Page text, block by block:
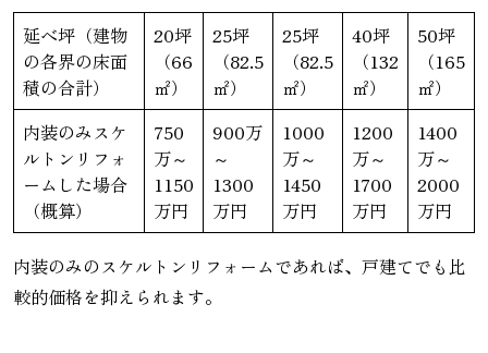
延べ坪（建物
の各界の床面
積の合計）
20坪
（66
㎡）
25坪
（82.5
㎡）
25坪
（82.5
㎡）
40坪
（132
㎡）
50坪
（165
㎡）
内装のみスケ
ルトンリフォ
ームした場合
（概算）
750
万～
1150
万円
900万
～
1300
万円
1000
万～
1450
万円
1200
万～
1700
万円
1400
万～
2000
万円
内装のみのスケルトンリフォームであれば、戸建てでも比
較的価格を抑えられます。